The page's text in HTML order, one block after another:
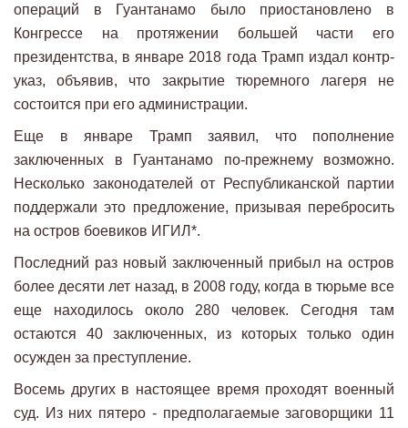
операций в Гуантанамо было приостановлено в
Конгрессе на протяжении большей части его
президентства, в январе 2018 года Трамп издал контр-
указ, объявив, что закрытие тюремного лагеря не
состоится при его администрации.
Еще в январе Трамп заявил, что пополнение
заключенных в Гуантанамо по-прежнему возможно.
Несколько законодателей от Республиканской партии
поддержали это предложение, призывая перебросить
на остров боевиков ИГИЛ*.
Последний раз новый заключенный прибыл на остров
более десяти лет назад, в 2008 году, когда в тюрьме все
еще находилось около 280 человек. Сегодня там
остаются 40 заключенных, из которых только один
осужден за преступление.
Восемь других в настоящее время проходят военный
суд. Из них пятеро - предполагаемые заговорщики 11